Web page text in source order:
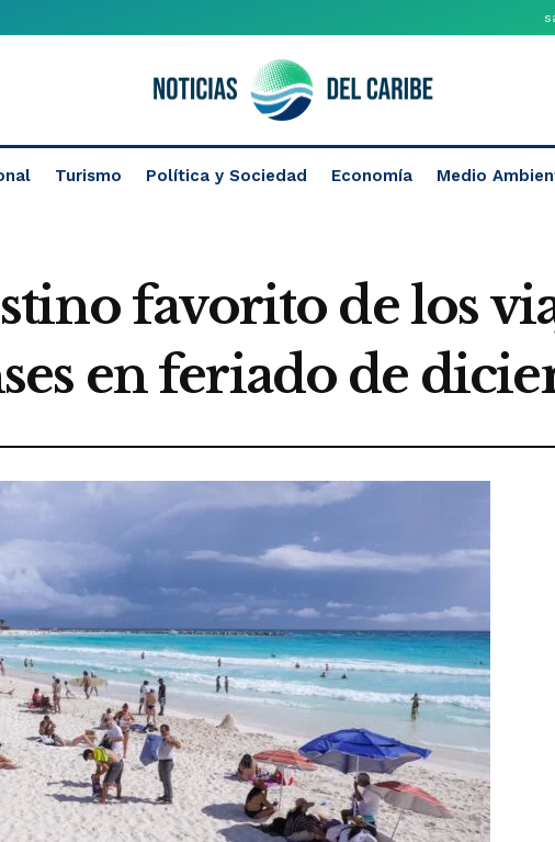
Turismo Política y Sociedad Economía Medio
favorito de los
en feriado de